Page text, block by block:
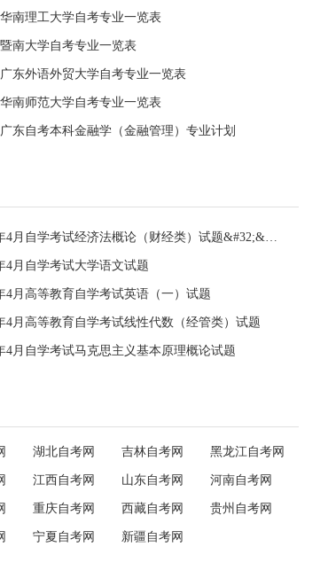
南理工大学自考专业一览表
南大学自考专业一览表
东外语外贸大学自考专业一览表
南师范大学自考专业一览表
东自考本科金融学（金融管理）专业计划
全国2024年4月自学考试经济法概论（财经类）试题&#32;&#32;
4月自学考试大学语文试题
4月高等教育自学考试英语（一）试题
4月高等教育自学考试线性代数（经管类）试题
4月自学考试马克思主义基本原理概论试题
湖北自考网 吉林自考网 黑龙江自考网
江西自考网 山东自考网 河南自考网
重庆自考网 西藏自考网 贵州自考网
宁夏自考网 新疆自考网